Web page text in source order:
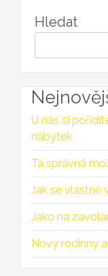
Hledat
U nás si
nábytek
Ta správná
Jak se vlastně
Jako na
Nový rodinný